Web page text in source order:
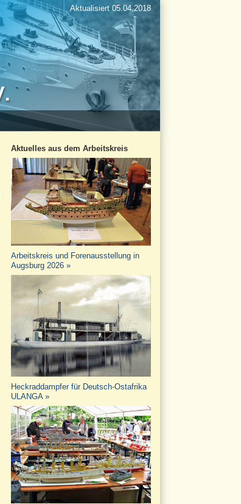
Aktualisiert 05.04.2018
Aktuelles aus dem Arbeitskreis
Arbeitskreis und Forenausstellung in
Augsburg 2026 »
Heckraddampfer für Deutsch-Ostafrika
ULANGA »